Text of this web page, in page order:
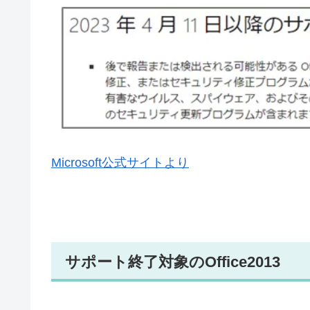
Microsoft公式サイトより
サポート終了対象のOffice2013